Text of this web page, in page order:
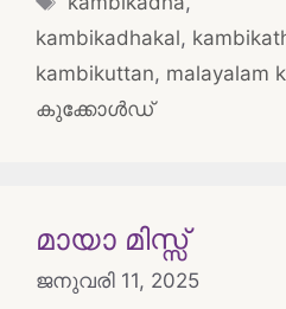
kambikadhakal,
kambikuttan, malayalam
കുക്കോൾഡ്
മായാ മിസ്സ്
ജനുവരി 11, 2025